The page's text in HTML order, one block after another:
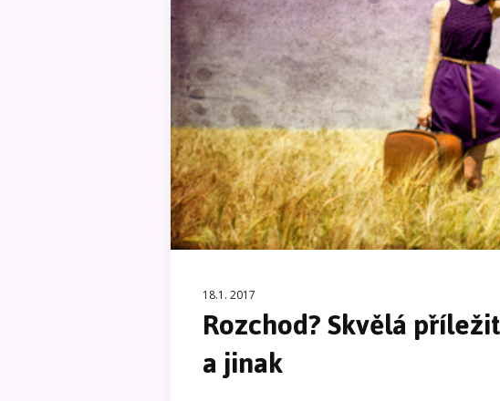
18.1. 2017
Rozchod? Skvělá
a jinak